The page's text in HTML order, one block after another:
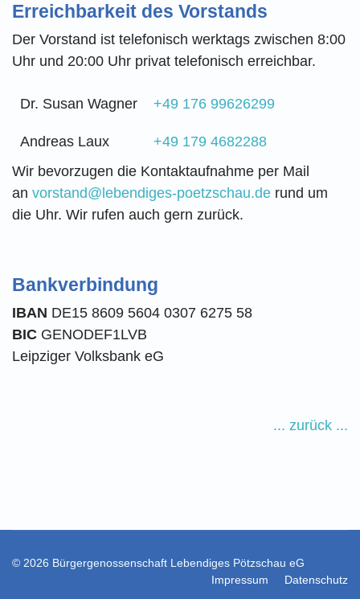
Erreichbarkeit des Vorstands
Der Vorstand ist telefonisch werktags zwischen 8:00
Uhr und 20:00 Uhr privat telefonisch erreichbar.
Dr. Susan Wagner +49 176 99626299
Andreas Laux
+49 179 4682288
Wir bevorzugen die Kontaktaufnahme per Mail
an vorstand@lebendiges-poetzschau.de rund um
die Uhr. Wir rufen auch gern zurück.
Bankverbindung
IBAN DE15 8609 5604 0307 6275 58
BIC GENODEF1LVB
Leipziger Volksbank eG
... zurück ...
© 2026 Bürgergenossenschaft Lebendiges Pötzschau eG
Impressum
Datenschutz